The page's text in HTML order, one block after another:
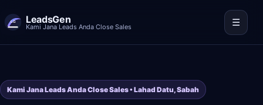
LeadsGen
Kami Jana Leads Anda Close Sales ☰
Kami Jana Leads Anda Close Sales • Lahad Datu, Sabah